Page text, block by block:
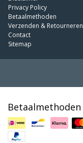
Privacy Policy
Betaalmethoden
Verzenden & Retourneren
Contact
Sitemap
Betaalmethoden